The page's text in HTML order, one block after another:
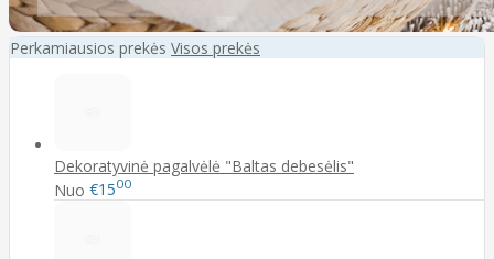
Perkamiausios prekės Visos prekės
Dekoratyvinė pagalvėlė "Baltas debesėlis"
Nuo €1500